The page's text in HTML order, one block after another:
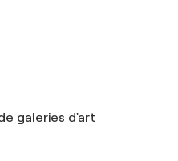
galeries d'art